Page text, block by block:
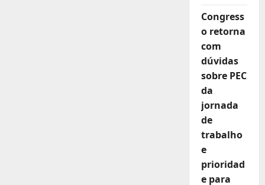
Congress
o retorna
com
dúvidas
sobre PEC
da
jornada
de
trabalho
e
prioridad
e para